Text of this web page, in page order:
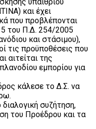
και έχει
που προβλέπονται
του Π.Δ. 254/2005
και στάσιμου),
τις προϋποθέσεις που
αιτείται της
εμπορίου για
κάλεσε το Δ.Σ. να
συζήτηση,
του Προέδρου και τα